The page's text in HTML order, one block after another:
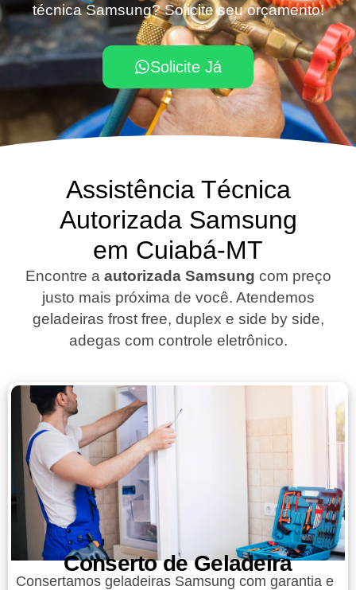
técnica Samsung? Solicite seu orçamento!
Solicite Já
Assistência Técnica
Autorizada Samsung
em Cuiabá-MT​
Encontre a autorizada Samsung com preço
justo mais próxima de você. Atendemos
geladeiras frost free, duplex e side by side,
adegas com controle eletrônico.
Conserto de Geladeira​
Consertamos geladeiras Samsung com garantia e